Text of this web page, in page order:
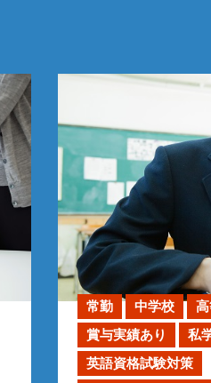
常勤 中学校
賞与実績あり
私
英語資格試験対策